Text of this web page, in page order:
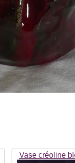
Vase créoline